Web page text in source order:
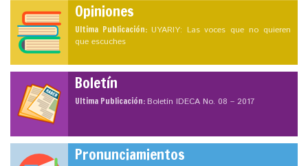
Opiniones
Ultima Publicación: UYARIY: Las voces que no quieren
que escuches
Boletín
Ultima Publicación:Boletín IDECA No. 08 – 2017
Pronunciamientos